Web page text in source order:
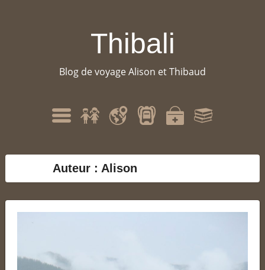
Thibali
Blog de voyage Alison et Thibaud
Menu
Qui
sommes-
?
ItinéraireMatérielSanté Bibliographie
Auteur : Alison